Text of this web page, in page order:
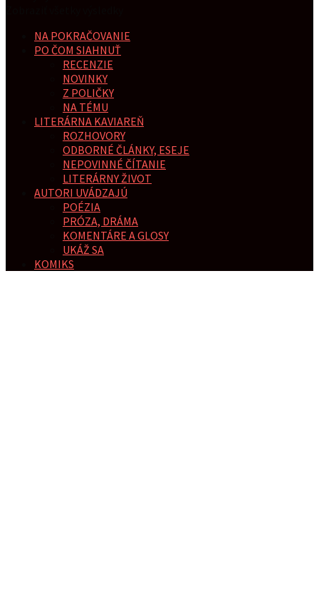
NA POKRAČOVANIE
PO ČOM SIAHNUŤ
RECENZIE
NOVINKY
Z POLIČKY
NA TÉMU
LITERÁRNA KAVIAREŇ
ROZHOVORY
ODBORNÉ ČLÁNKY, ESEJE
NEPOVINNÉ ČÍTANIE
LITERÁRNY ŽIVOT
AUTORI UVÁDZAJÚ
POÉZIA
PRÓZA, DRÁMA
KOMENTÁRE A GLOSY
UKÁŽ SA
KOMIKS